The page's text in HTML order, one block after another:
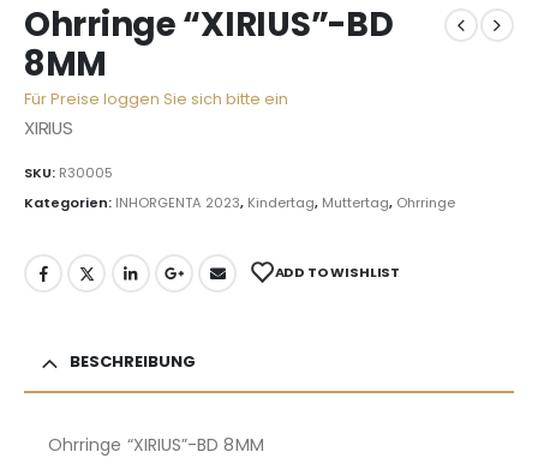
Ohrringe “XIRIUS”-BD
8MM
Für Preise loggen Sie sich bitte ein
XIRIUS
SKU: R30005
Kategorien: INHORGENTA 2023, Kindertag, Muttertag, Ohrringe
ADD TO WISHLIST
BESCHREIBUNG
Ohrringe “XIRIUS”-BD 8MM